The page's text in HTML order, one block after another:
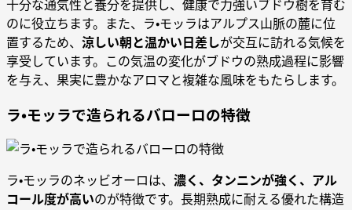
十分な通気性と養分を提供し、健康で力強いブドウ樹を育む
のに役立ちます。また、ラ・モッラはアルプス山脈の麓に位
置するため、 涼しい朝と温かい日差しが交互に訪れる気候を
享受しています。この気温の変化がブドウの熟成過程に影響
を与え、果実に豊かなアロマと複雑な風味をもたらします。
ラ・モッラで造られるバローロの特徴
ラ・モッラのネッビオーロは、 濃く、タンニンが強く、アル
コール度が高いのが特徴です。長期熟成に耐える優れた構造